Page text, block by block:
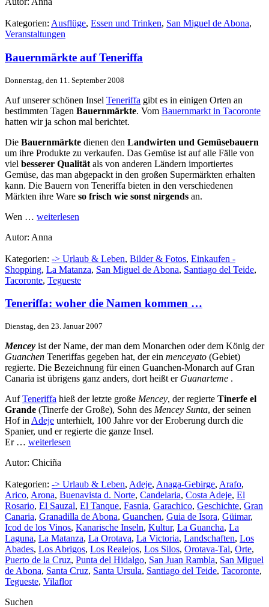
Kategorien: Ausflüge, Essen und Trinken, San Miguel de Abona,
Veranstaltungen
Bauernmärkte auf Teneriffa
Donnerstag, den 11. September 2008
Auf unserer schönen Insel Teneriffa gibt es in einigen Orten an
bestimmten Tagen Bauernmärkte. Vom Bauernmarkt in Tacoronte
hatten wir ja schon mal berichtet.
Die Bauernmärkte dienen den Landwirten und Gemüsebauern
um ihre Produkte zu verkaufen. Das Gemüse ist auf alle Fälle von
viel besserer Qualität als von anderen Ländern importiertes
Gemüse, das man abgepackt in den großen Supermärkten erhalten
kann. Die Bauern von Teneriffa bieten in den verschiedenen
Märkten ihre Ware so frisch wie sonst nirgends an.
Wen … weiterlesen
Autor: Anna
Kategorien: -> Urlaub & Leben, Bilder & Fotos, Einkaufen -
Shopping, La Matanza, San Miguel de Abona, Santiago del Teide,
Tacoronte, Tegueste
Teneriffa: woher die Namen kommen …
Dienstag, den 23. Januar 2007
Mencey ist der Name, der man dem Monarchen oder dem König der
Guanchen Teneriffas gegeben hat, der ein menceyato (Gebiet)
regierte. Die Bezeichnung für einen Guanchen-Monarch auf Gran
Canaria ist übrigens ganz anders, dort heißt er Guanarteme .
AufTeneriffa hieß der letzte große Mencey, der regierte Tinerfe el
Grande (Tinerfe der Große), Sohn des Mencey Sunta, der seinen
Hof in Adeje unterhielt, 100 Jahre vor der Eroberung durch die
Spanier, und er regierte die ganze Insel.
Er … weiterlesen
Autor: Chiciña
Kategorien: -> Urlaub & Leben, Adeje, Anaga-Gebirge, Arafo,
Arico, Arona, Buenavista d. Norte, Candelaria, Costa Adeje, El
Rosario, El Sauzal, El Tanque, Fasnia, Garachico, Geschichte, Gran
Canaria, Granadilla de Abona, Guanchen, Guia de Isora, Güimar,
Icod de los Vinos, Kanarische Inseln, Kultur, La Guancha, La
Laguna, La Matanza, La Orotava, La Victoria, Landschaften, Los
Abades, Los Abrigos, Los Realejos, Los Silos, Orotava-Tal, Orte,
Puerto de la Cruz, Punta del Hidalgo, San Juan Rambla, San Miguel
de Abona, Santa Cruz, Santa Ursula, Santiago del Teide, Tacoronte,
Tegueste, Vilaflor
Suchen